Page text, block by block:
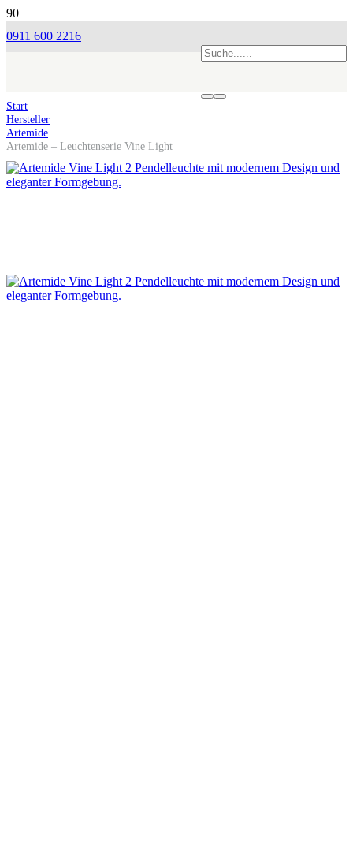
0911 600 2216
Start
Hersteller
Artemide
Artemide – Leuchtenserie Vine Light